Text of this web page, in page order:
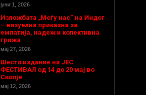
јуни 1, 2026
Изложбата „Меѓу нас“ на Индог
– визуелна приказна за
емпатија, надеж и колективна
грижа
мај 27, 2026
Шесто издание на ЈЕС
ФЕСТИВАЛ од 14 до 20 мај во
Скопје
мај 12, 2026